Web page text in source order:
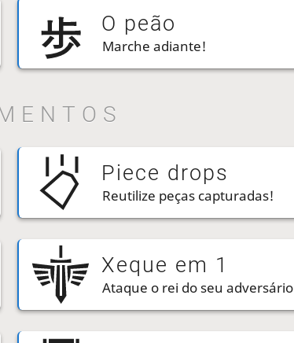
O peão
Marche adiante!
Piece drops
Reutilize peças capturadas!
Xeque em 1
Ataque o rei do seu adversário